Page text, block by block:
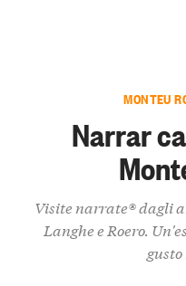
MONTEU
Narrar
Visite narrate® dagli
Langhe e Roero.